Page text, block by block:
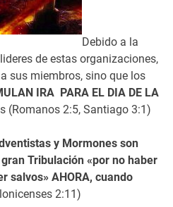
Debido a la
de estas organizaciones,
sus miembros, sino que los
IRA PARA EL DIA DE LA
(Romanos 2:5, Santiago 3:1)
y Mormones son
Tribulación «por no haber
salvos» AHORA, cuando
2:11)